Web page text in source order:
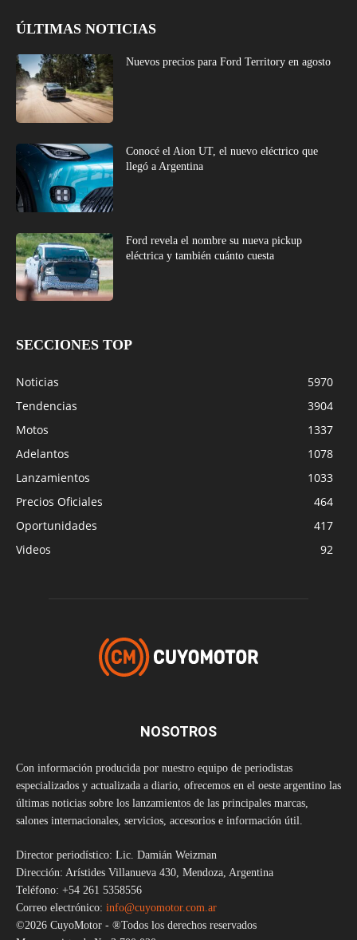
ÚLTIMAS NOTICIAS
Nuevos precios para Ford Territory en agosto
Conocé el Aion UT, el nuevo eléctrico que
llegó a Argentina
Ford revela el nombre su nueva pickup
eléctrica y también cuánto cuesta
SECCIONES TOP
Noticias
5970
Tendencias
3904
Motos
1337
Adelantos
1078
Lanzamientos
1033
Precios Oficiales
464
Oportunidades
417
Videos
92
NOSOTROS
Con información producida por nuestro equipo de periodistas
especializados y actualizada a diario, ofrecemos en el oeste argentino las
últimas noticias sobre los lanzamientos de las principales marcas,
salones internacionales, servicios, accesorios e información útil.
Director periodístico: Lic. Damián Weizman
Dirección: Arístides Villanueva 430, Mendoza, Argentina
Teléfono: +54 261 5358556
Correo electrónico: info@cuyomotor.com.ar
©2026 CuyoMotor - ®Todos los derechos reservados